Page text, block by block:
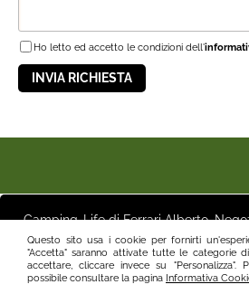
Questo sito usa i cookie per fornirti
"Accetta" saranno attivate tutte le categorie
accettare, cliccare invece su "Personalizza".
possibile consultare la pagina Informativa
Ho letto ed accetto le condizioni dell'
Spedizioni
Recesso e Condizioni
Camping-Life di Ferrari Alberto,
16 25125 Brescia (BS) Magazzino Via
Italia P.I.03411250982